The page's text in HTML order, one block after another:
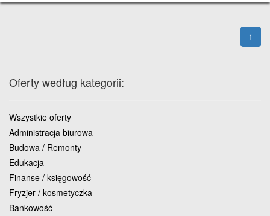
1
Oferty według kategorii:
Wszystkie oferty
Administracja biurowa
Budowa / Remonty
Edukacja
Finanse / księgowość
Fryzjer / kosmetyczka
Bankowość